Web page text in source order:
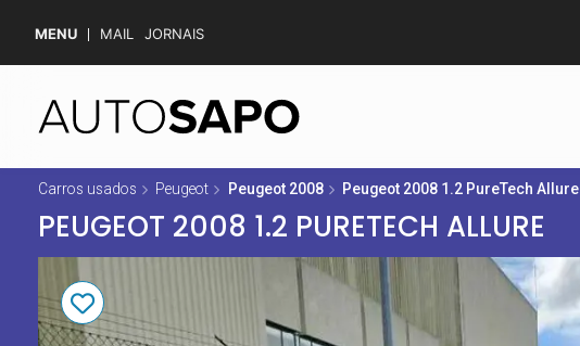
MENU MAIL JORNAIS
Carros usados Peugeot Peugeot 2008 Peugeot 2008 1.2 PureTech Allure
PEUGEOT 2008 1.2 PURETECH ALLURE